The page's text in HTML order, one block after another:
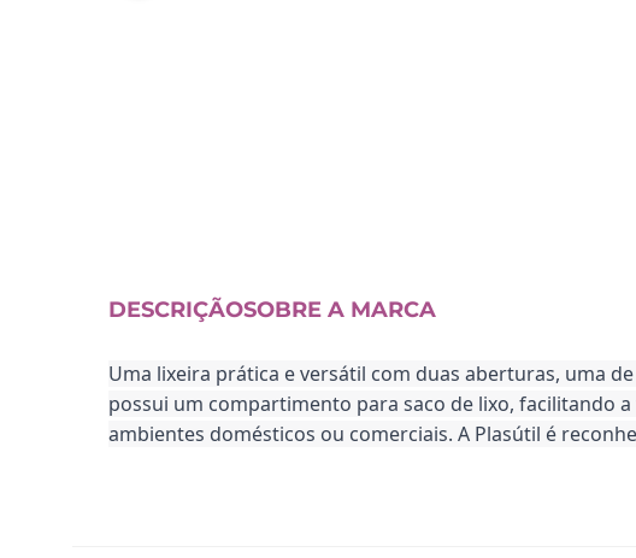
DESCRIÇÃOSOBRE A MARCA
Uma lixeira prática e versátil com duas aberturas, uma
possui um compartimento para saco de lixo, facilitando
ambientes domésticos ou comerciais. A Plasútil é